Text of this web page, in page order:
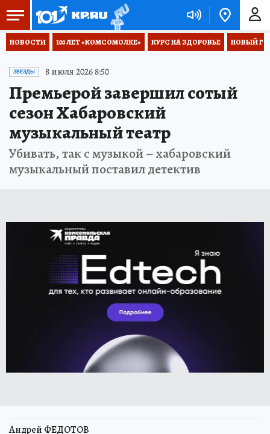
НОВОСТИ 100 ЛЕТ «КОМСОМОЛКЕ» КУРС НА ЗДОРОВЬЕ НОВЫЙ
ЗВЕЗДЫ 8 июля 2026 8:50
Премьерой завершил сотый
сезон Хабаровский
музыкальный театр
Убивать, так с музыкой – хабаровский
музыкальный поставил детектив
Андрей ФЕДОТОВ